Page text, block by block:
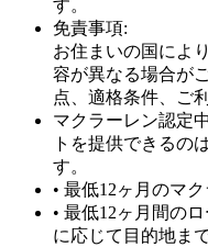
す。
免責事項:
お住まいの国によ
容が異なる場合が
点、適格条件、ご
マクラーレン認定
トを提供できるの
す。
• 最低12ヶ月のマ
• 最低12ヶ月間の
に応じて目的地ま